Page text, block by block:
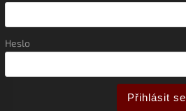
Heslo
Přihlásit se